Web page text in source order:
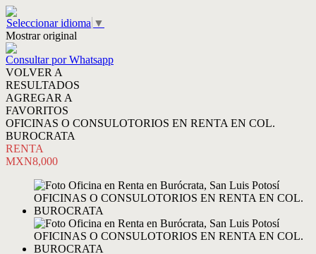
Seleccionar idioma ▼
Mostrar original
Consultar por Whatsapp
VOLVER A
RESULTADOS
AGREGAR A
FAVORITOS
OFICINAS O CONSULOTORIOS EN RENTA EN COL.
BUROCRATA
RENTA
MXN8,000